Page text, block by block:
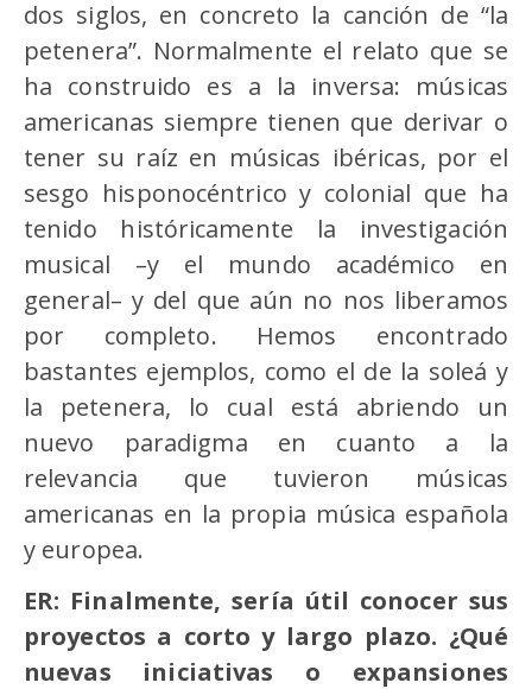
dos siglos, en concreto la canción de “la
petenera”. Normalmente el relato que se
ha construido es a la inversa: músicas
americanas siempre tienen que derivar o
tener su raíz en músicas ibéricas, por el
sesgo hisponocéntrico y colonial que ha
tenido históricamente la investigación
musical –y el mundo académico en
general– y del que aún no nos liberamos
por completo. Hemos encontrado
bastantes ejemplos, como el de la soleá y
la petenera, lo cual está abriendo un
nuevo paradigma en cuanto a la
relevancia que tuvieron músicas
americanas en la propia música española
y europea.
ER: Finalmente, sería útil conocer sus
proyectos a corto y largo plazo. ¿Qué
nuevas iniciativas o expansiones